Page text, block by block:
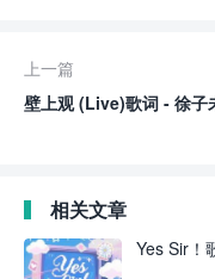
上一篇
壁上观 (Live)歌词 - 徐子
相关文章
Yes Sir！